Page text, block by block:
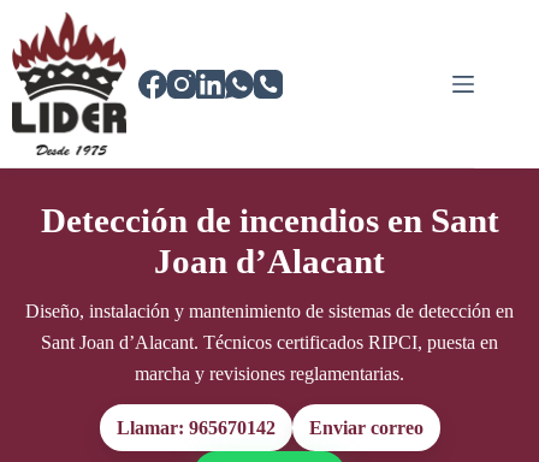
contenido
Detección de incendios en Sant
Joan d’Alacant
Diseño, instalación y mantenimiento de sistemas de detección en
Sant Joan d’Alacant. Técnicos certificados RIPCI, puesta en
marcha y revisiones reglamentarias.
Llamar: 965670142 Enviar correo